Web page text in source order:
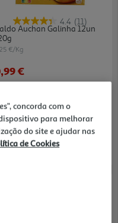
4.4 (11)
Auchan Galinha 12un
€/Kg
€
concorda com o
para melhorar
do site e ajudar nas
de Cookies